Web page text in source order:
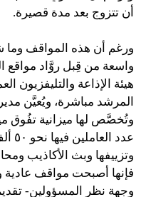
أن تتزوج بعد مدة قصيرة.
ورغم أن هذه المواقف وما
واسعة من قِبل روَّاد مواقع
هيئة الإذاعة والتليفزيون
المرشد مباشرة، ويُعيَّن
وتُخصَّص لها ميزانية تفُوق
وتزييفها وبث الأكاذيب
فإنها أصبحت مواقف
وجهة نظر المسؤولين-